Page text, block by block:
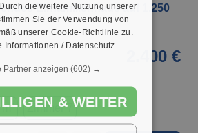
Einfamilienhaus auf 1.250
2.400 €
Zimmer 7
die weitere Nutzung unserer
Sie der Verwendung von
unserer Cookie-Richtlinie zu.
Informationen / Datenschutz
Partner anzeigen (602) →
& WEITER